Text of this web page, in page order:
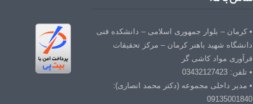
• کرمان – بلوار جمهوری اسلامی – دانشکده فنی
دانشگاه شهید باهنر کرمان – مرکز تحقیقات
فرآوری مواد کاشی گر
• تلفن: 03432127423
• مدیر داخلی مجموعه (دکتر محمد انصاری):
09135001840